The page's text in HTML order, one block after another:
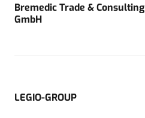
Bremedic Trade & Consulting
GmbH
LEGIO-GROUP